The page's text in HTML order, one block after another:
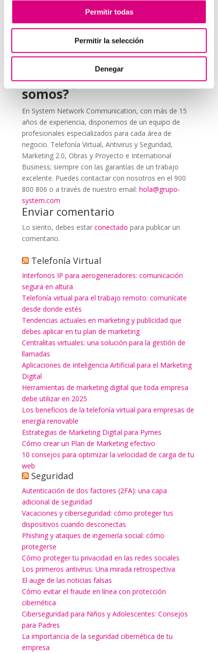
Permitir todas
Permitir la selección
Denegar
Revisa periódicamente las configuraciones, ya
que los métodos de autenticación pueden actualizarse
con el tiempo.
Grupo-System, ¿Quiénes
somos?
En System Network Communication, con más de 15
años de experiencia, disponemos de un equipo de
profesionales especializados para cada área de
negocio. Telefonía Virtual, Antivirus y Seguridad,
Marketing 2.0, Obras y Proyecto e International
Business; siempre con las garantías de un trabajo
excelente. Puedes contactar con nosotros en el 900
800 806 o a través de nuestro email: hola@grupo-
system.com
Enviar comentario
Lo siento, debes estar conectado para publicar un
comentario.
Telefonía Virtual
Interfonos IP para aerogeneradores: comunicación
segura en altura
Telefonía virtual para el trabajo remoto: comunícate
desde donde estés
Tendencias actuales en marketing y publicidad que
debes aplicar en tu plan de marketing
Centralitas virtuales: una solución para la gestión de
llamadas
Aplicaciones de Inteligencia Artificial para el Marketing
Digital
Herramientas de marketing digital que toda empresa
debe utilizar en 2025
Los beneficios de la telefonía virtual para empresas de
energía renovable
Estrategias de Marketing Digital para Pymes
Cómo crear un Plan de Marketing efectivo
10 consejos para optimizar la velocidad de carga de tu
web
Seguridad
Autenticación de dos factores (2FA): una capa
adicional de seguridad
Vacaciones y ciberseguridad: cómo proteger tus
dispositivos cuando desconectas
Phishing y ataques de ingeniería social: cómo
protegerse
Cómo proteger tu privacidad en las redes sociales
Los primeros antivirus: Una mirada retrospectiva
El auge de las noticias falsas
Cómo evitar el fraude en línea con protección
cibernética
Ciberseguridad para Niños y Adolescentes: Consejos
para Padres
La importancia de la seguridad cibernética de tu
empresa